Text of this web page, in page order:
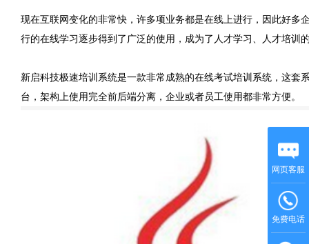
现在互联网变化的非常快，许多项业务都是在线上进行，因此好多
行的在线学习逐步得到了广泛的使用，成为了人才学习、人才培训
新启科技极速培训系统是一款非常成熟的在线考试培训 系统，这套
台，架构上使用完全前后端分离，企业或者员工使用都非常方便。
网页客服
免费电话